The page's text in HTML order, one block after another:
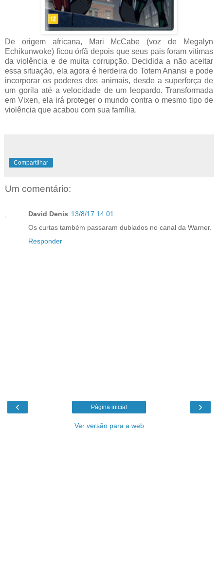
De origem africana, Mari McCabe (voz de Megalyn
Echikunwoke) ficou órfã depois que seus pais foram vítimas
da violência e de muita corrupção. Decidida a não aceitar
essa situação, ela agora é herdeira do Totem Anansi e pode
incorporar os poderes dos animais, desde a superforça de
um gorila até a velocidade de um leopardo. Transformada
em Vixen, ela irá proteger o mundo contra o mesmo tipo de
violência que acabou com sua família.
Compartilhar
Um comentário:
David Denis 13/8/17 14:01
Os curtas também passaram dublados no canal da Warner.
Responder
‹ ›
Página inicial
Ver versão para a web